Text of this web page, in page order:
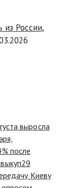
России,
выросла
после
29
Киеву